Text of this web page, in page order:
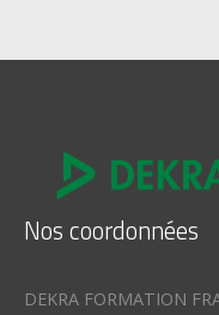
Nos coordonnées
DEKRA FORMATION